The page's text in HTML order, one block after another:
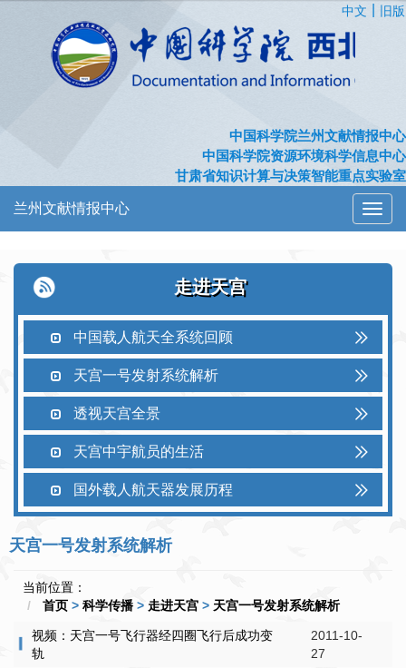
中文 旧版
中国科学院兰州文献情报中心
中国科学院资源环境科学信息中心
甘肃省知识计算与决策智能重点实验室
切
换
兰州文献情报中心
走进天宫
中国载人航天全系统回顾
天宫一号发射系统解析
透视天宫全景
天宫中宇航员的生活
国外载人航天器发展历程
天宫一号发射系统解析
当前位置：
首页 > 科学传播 > 走进天宫 > 天宫一号发射系统解析
视频：天宫一号飞行器经四圈飞行后成功变
轨
2011-10-
27